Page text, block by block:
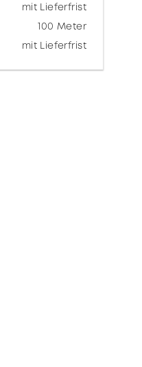
mit Lieferfrist
100 Meter
mit Lieferfrist